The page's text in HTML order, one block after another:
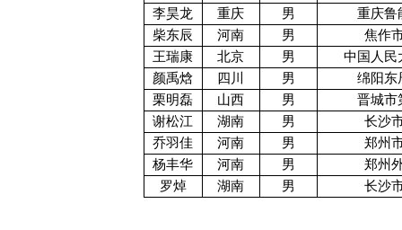
李昊龙
重庆 男
重庆鲁
柴东辰
河南 男
焦作
王瑞康
北京 男
中国人民
颜禹焓
四川 男
绵阳东
栗明磊
山西 男
晋城市
谢松江
湖南 男
长沙
乔羽佳
河南 男
郑州
杨丰华
河南 男
郑州
罗焯
湖南 男 长沙